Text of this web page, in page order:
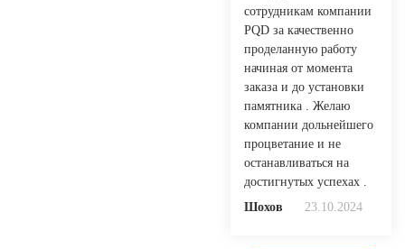
сотрудникам компании
PQD за качественно
проделанную работу
начиная от момента
заказа и до установки
памятника . Желаю
компании дольнейшего
процветание и не
останавливаться на
достигнутых успехах .
Шохов
23.10.2024